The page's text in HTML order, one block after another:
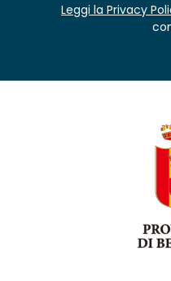
Leggi la Privacy